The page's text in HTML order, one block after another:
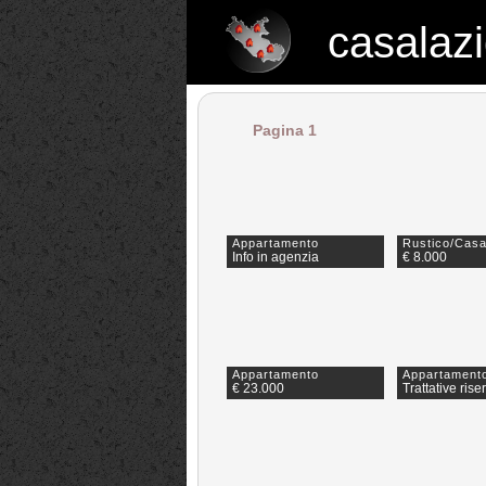
Pagina 1
Appartamento
Info in agenzia
Rustico/
€ 8.000
Appartamento
€ 23.000 Trattative
casalazio.net